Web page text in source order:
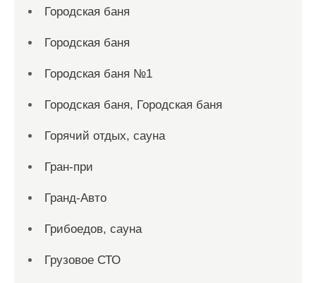
Городская баня
Городская баня
Городская баня №1
Городская баня, Городская баня
Горячий отдых, сауна
Гран-при
Гранд-Авто
Грибоедов, сауна
Грузовое СТО